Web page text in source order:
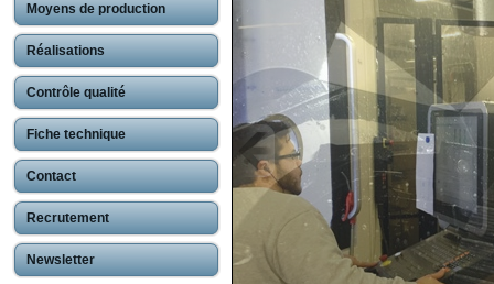
Moyens de production
Réalisations
Contrôle qualité
Fiche technique
Contact
Recrutement
Newsletter